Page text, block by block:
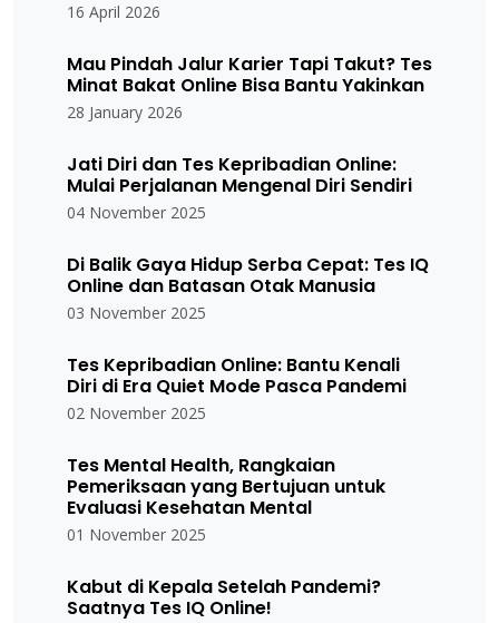
16 April 2026
Mau Pindah Jalur Karier Tapi Takut? Tes
Minat Bakat Online Bisa Bantu Yakinkan
28 January 2026
Jati Diri dan Tes Kepribadian Online:
Mulai Perjalanan Mengenal Diri Sendiri
04 November 2025
Di Balik Gaya Hidup Serba Cepat: Tes IQ
Online dan Batasan Otak Manusia
03 November 2025
Tes Kepribadian Online: Bantu Kenali
Diri di Era Quiet Mode Pasca Pandemi
02 November 2025
Tes Mental Health, Rangkaian
Pemeriksaan yang Bertujuan untuk
Evaluasi Kesehatan Mental
01 November 2025
Kabut di Kepala Setelah Pandemi?
Saatnya Tes IQ Online!